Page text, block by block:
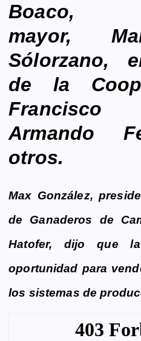
Boaco,
mayor,
Sólorzano,
de la
Armando
otros.
Max González,
de Ganaderos de
Hatofer, dijo que
oportunidad para
los sistemas de